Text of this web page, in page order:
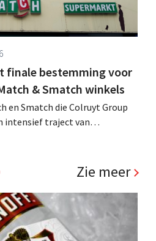
finale bestemming voor
& Smatch winkels
en Smatch die Colruyt Group
intensief traject van
Zie meer